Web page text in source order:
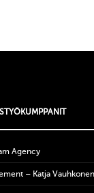
Agency
– Katja Vauhkonen